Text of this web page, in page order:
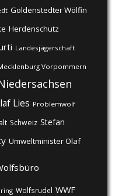
Goldenstedter Wölfin
Herdenschutz
Landesjägerschaft
Vorpommern
Lies Problemwolf
Schweiz Stefan
Umweltminister Olaf
Wolfsrudel WWF